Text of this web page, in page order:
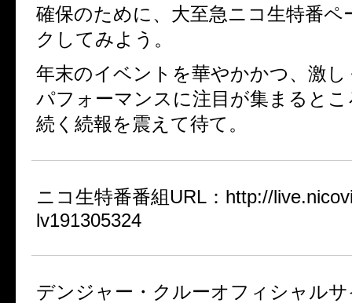
確保のために、大至急ニコ生特番ペ
クしてみよう。
年末のイベントを華やかかつ、激
パフォーマンスに注目が集まると
続く続報を震えて待て。
ニコ生特番番組URL：http://
lv191305324
デンジャー・クルーオフィシャル